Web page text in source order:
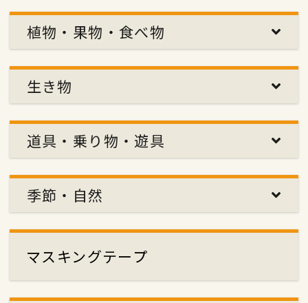
植物・果物・食べ物
生き物
道具・乗り物・遊具
季節・自然
マスキングテープ